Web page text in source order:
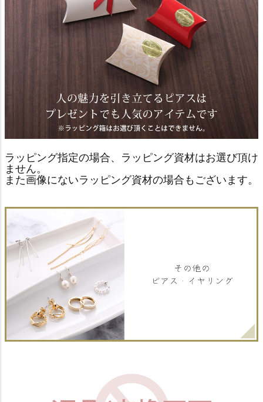
ラッピング指定の場合、ラッピング資材はお選び頂け
ません。
また画像にないラッピング資材の場合もございます。